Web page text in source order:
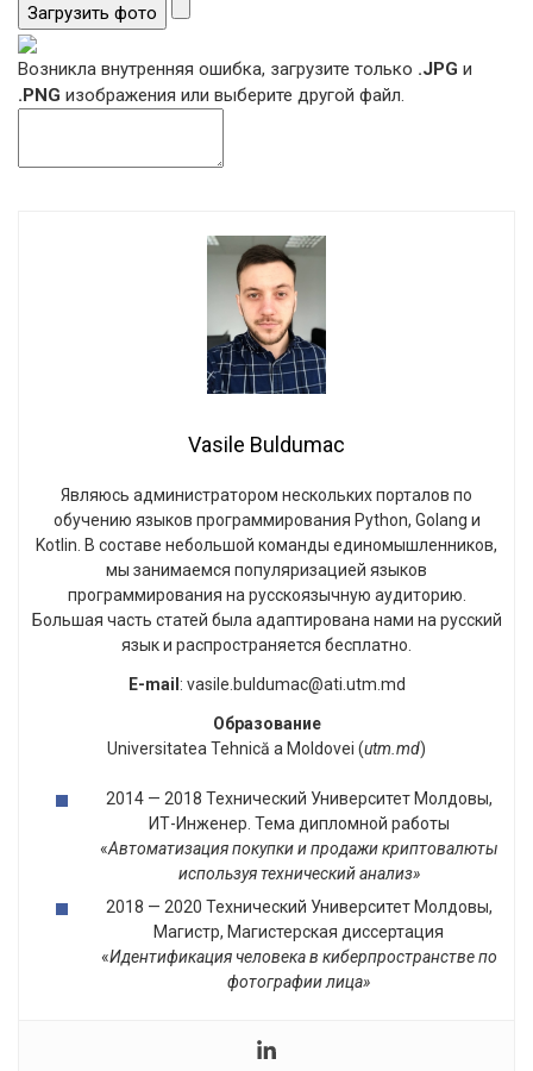
Загрузить фото
Возникла внутренняя ошибка, загрузите только .JPG и
.PNG изображения или выберите другой файл.
Vasile Buldumac
Являюсь администратором нескольких порталов по
обучению языков программирования Python, Golang и
Kotlin. В составе небольшой команды единомышленников,
мы занимаемся популяризацией языков
программирования на русскоязычную аудиторию.
Большая часть статей была адаптирована нами на русский
язык и распространяется бесплатно.
E-mail : vasile.buldumac@ati.utm.md
Образование
Universitatea Tehnică a Moldovei (utm.md)
2014 — 2018 Технический Университет Молдовы,
ИТ-Инженер. Тема дипломной работы
«Автоматизация покупки и продажи криптовалюты
используя технический анализ»
2018 — 2020 Технический Университет Молдовы,
Магистр, Магистерская диссертация
«Идентификация человека в киберпространстве по
фотографии лица»